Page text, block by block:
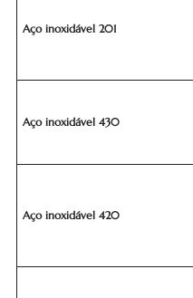
Aço inoxidável 201
Aço inoxidável 430
Aço inoxidável 420